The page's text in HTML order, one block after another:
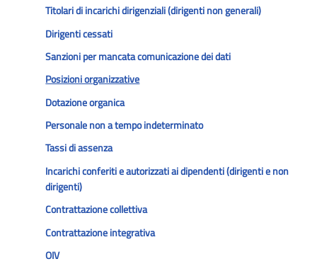
Titolari di incarichi dirigenziali (dirigenti non generali)
Dirigenti cessati
Sanzioni per mancata comunicazione dei dati
Posizioni organizzative
Dotazione organica
Personale non a tempo indeterminato
Tassi di assenza
Incarichi conferiti e autorizzati ai dipendenti (dirigenti e non
dirigenti)
Contrattazione collettiva
Contrattazione integrativa
OIV